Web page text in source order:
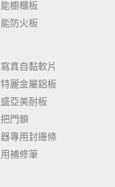
櫥櫃板
防火板
真自黏軟片
麗金屬鋁板
亞美耐板
門鎖
專用封邊條
補修筆